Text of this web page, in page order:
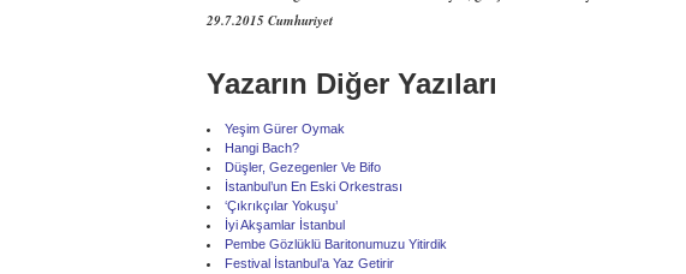
29.7.2015 Cumhuriyet
Yazarın Diğer Yazıları
Yeşim Gürer Oymak
Hangi Bach?
Düşler, Gezegenler Ve Bifo
İstanbul’un En Eski Orkestrası
‘Çıkrıkçılar Yokuşu’
İyi Akşamlar İstanbul
Pembe Gözlüklü Baritonumuzu Yitirdik
Festival İstanbul’a Yaz Getirir